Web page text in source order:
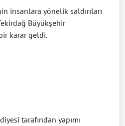
insanlara yönelik saldırıları
Büyükşehir
karar geldi.
tarafından yapımı